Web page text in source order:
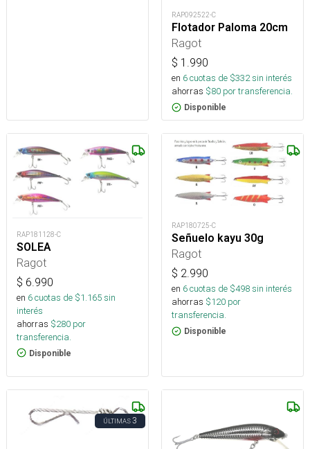
RAP092522-C
Flotador Paloma 20cm
Ragot
$ 1.990
en 6cuotas de $332sin interés
ahorras $80 por transferencia.
Disponible
RAP181128-C
SOLEA
Ragot
$ 6.990
en 6cuotas de $1.165sin
interés
ahorras $280 por
transferencia.
Disponible
RAP180725-C
Señuelo kayu 30g
Ragot
$ 2.990
en 6cuotas de $498sin interés
ahorras $120 por
transferencia.
Disponible
ÚLTIMAS3